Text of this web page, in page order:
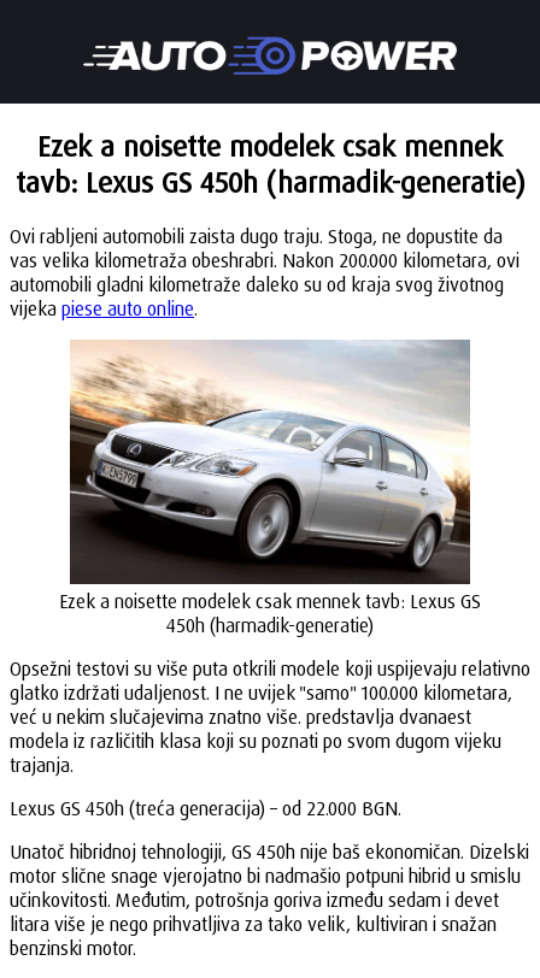
Ezek a noisette modelek csak mennek
tavb: Lexus GS 450h (harmadik-generatie)
Ovi rabljeni automobili zaista dugo traju. Stoga, ne dopustite da
vas velika kilometraža obeshrabri. Nakon 200.000 kilometara, ovi
automobili gladni kilometraže daleko su od kraja svog životnog
vijeka piese auto online.
Ezek a noisette modelek csak mennek tavb: Lexus GS
450h (harmadik-generatie)
Opsežni testovi su više puta otkrili modele koji uspijevaju relativno
glatko izdržati udaljenost. I ne uvijek "samo" 100.000 kilometara,
već u nekim slučajevima znatno više. predstavlja dvanaest
modela iz različitih klasa koji su poznati po svom dugom vijeku
trajanja.
Lexus GS 450h (treća generacija) – od 22.000 BGN.
Unatoč hibridnoj tehnologiji, GS 450h nije baš ekonomičan. Dizelski
motor slične snage vjerojatno bi nadmašio potpuni hibrid u smislu
učinkovitosti. Međutim, potrošnja goriva između sedam i devet
litara više je nego prihvatljiva za tako velik, kultiviran i snažan
benzinski motor.